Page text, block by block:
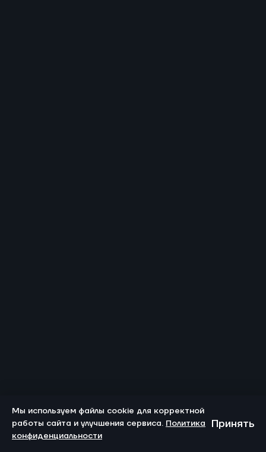
Мы используем файлы cookie для корректной
работы сайта и улучшения сервиса. Политика
конфиденциальности
Принять